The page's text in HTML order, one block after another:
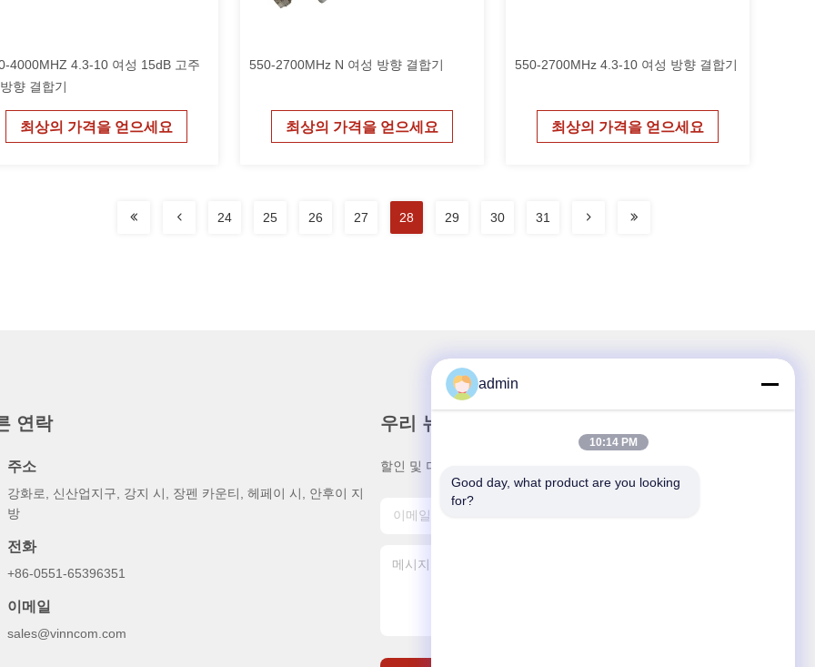
4000MHZ 4.3-10 여성 15dB 고주
향 결합기
최상의 가격을 얻으세요
550-2700MHz N 여성 방향 결합기
최상의 가격을 얻으세요
550-2700MHz 4.3-10 여성 방향 결합기
최상의 가격을 얻으세요
24 25 26 27 28 29 30 31
연락
주소
강화로, 신산업지구, 강지 시, 장펜 카운티, 헤페이 시, 안후이 지
방
전화
+86-0551-65396351
이메일
sales@vinncom.com
우리 뉴스레터
할인 및 더 많은 혜택을 위해 뉴스레터를 구독하세요.
admin
10:14 PM
Good day, what product are you looking
for?